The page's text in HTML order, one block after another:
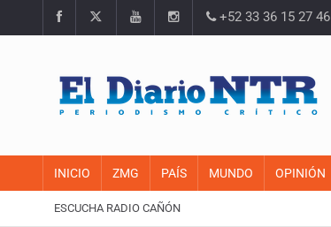
+52 33 36 15 27 46
INICIO ZMG PAÍS MUNDO OPINIÓN
ESCUCHA RADIO CAÑÓN